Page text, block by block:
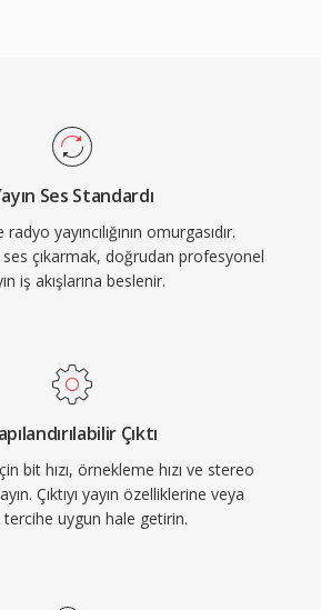
için hayati olan iletim hataları
gerçek zamanlı yayın
minimum kodlama gecikmesi
yayın çerçevelerinde köklü
Ses Standardı
yayıncılığının omurgasıdır.
çıkarmak, doğrudan profesyonel
iş akışlarına beslenir.
Çıktı
bit hızı, örnekleme hızı ve stereo
Çıktıyı yayın özelliklerine veya
tercihe uygun hale getirin.